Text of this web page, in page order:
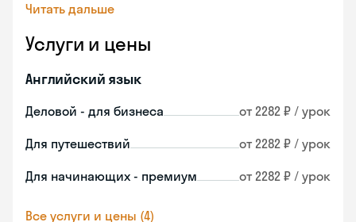
Читать дальше
Услуги и цены
Английский язык
Деловой - для бизнеса от 2282 ₽ / урок
Для путешествий от 2282 ₽ / урок
Для начинающих - премиум от 2282 ₽ / урок
Все услуги и цены (4)